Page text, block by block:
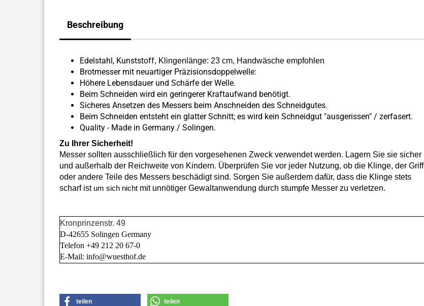
Beschreibung
Edelstahl, Kunststoff, Klingenlänge: 23 cm, Handwäsche empfohlen
Brotmesser mit neuartiger Präzisionsdoppelwelle:
Höhere Lebensdauer und Schärfe der Welle.
Beim Schneiden wird ein geringerer Kraftaufwand benötigt.
Sicheres Ansetzen des Messers beim Anschneiden des Schneidgutes.
Beim Schneiden entsteht ein glatter Schnitt; es wird kein Schneidgut "ausgerissen" / zerfasert.
Quality - Made in Germany / Solingen.
Zu Ihrer Sicherheit!
Messer sollten ausschließlich für den vorgesehenen Zweck verwendet werden. Lagern Sie sie sicher
und außerhalb der Reichweite von Kindern. Überprüfen Sie vor jeder Nutzung, ob die Klinge, der Griff
oder andere Teile des Messers beschädigt sind. Sorgen Sie außerdem dafür, dass die Klinge stets
scharf ist um sich nicht mit unnötiger Gewaltanwendung durch stumpfe Messer zu verletzen.
Kronprinzenstr. 49
D-42655 Solingen Germany
Telefon +49 212 20 67-0
E-Mail: info@wuesthof.de
teilen teilen